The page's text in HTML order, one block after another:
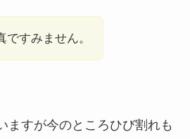
ですみません。
ますが今のところひび割れも